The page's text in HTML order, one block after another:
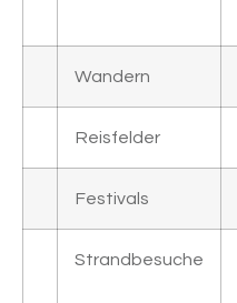
Wandern
Reisfelder
Festivals
Strandbesuche